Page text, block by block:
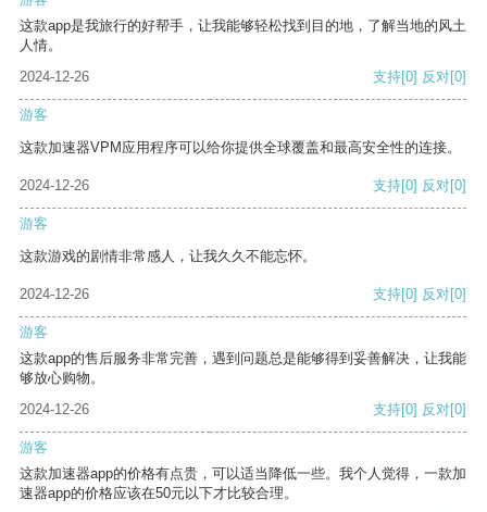
这款app是我旅行的好帮手，让我能够轻松找到目的地，了解当地的风土
人情。
2024-12-26
支持[0] 反对[0]
游客
这款加速器VPM应用程序可以给你提供全球覆盖和最高安全性的连接。
2024-12-26 支持[0] 反对[0]
游客
这款游戏的剧情非常感人，让我久久不能忘怀。
2024-12-26 支持[0] 反对[0]
游客
这款app的售后服务非常完善，遇到问题总是能够得到妥善解决，让我能
够放心购物。
2024-12-26
支持[0] 反对[0]
游客
这款加速器app的价格有点贵，可以适当降低一些。我个人觉得，一款加
速器app的价格应该在50元以下才比较合理。